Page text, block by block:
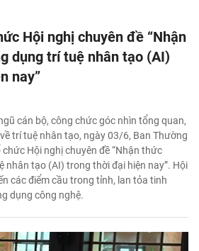
Hội nghị chuyên đề “Nhận
dụng trí tuệ nhân tạo (AI)
nay”
cán bộ, công chức góc nhìn tổng quan,
trí tuệ nhân tạo, ngày 03/6, Ban Thường
Hội nghị chuyên đề “Nhận thức
nhân tạo (AI) trong thời đại hiện nay”. Hội
các điểm cầu trong tỉnh, lan tỏa tinh
dụng công nghệ.